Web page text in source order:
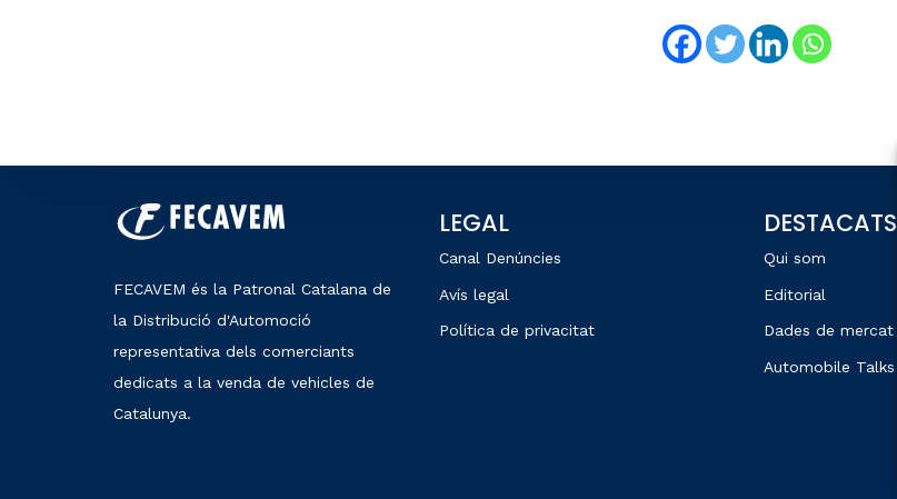
FECAVEM és la Patronal Catalana de
la Distribució d'Automoció
representativa dels comerciants
dedicats a la venda de vehicles de
Catalunya.
LEGAL
Canal Denúncies
Avís legal
Política de privacitat
DESTACATS
Qui som
Editorial
Dades de mercat
Automobile Talks